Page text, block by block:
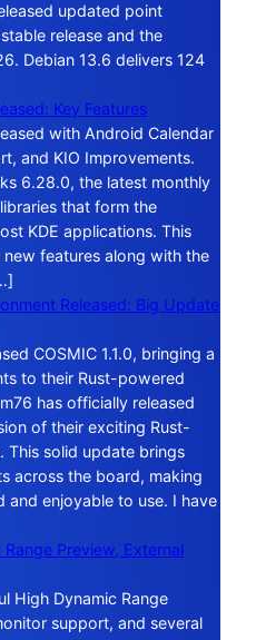
updated point
release and the
Debian 13.6 delivers 124
Key Features
with Android Calendar
and KIO Improvements.
6.28.0, the latest monthly
that form the
KDE applications. This
new features along with the
Released: Big Update
COSMIC 1.1.0, bringing a
to their Rust-powered
has officially released
of their exciting Rust-
This solid update brings
across the board, making
and enjoyable to use. I have
Preview, External
High Dynamic Range
support, and several